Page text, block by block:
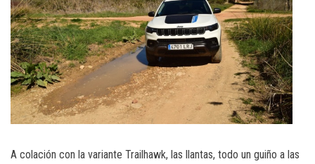
A colación con la variante Trailhawk, las llantas, todo un guiño a las